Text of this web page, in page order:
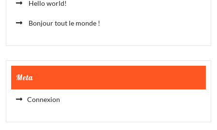
Hello world!
Bonjour tout le monde !
Meta
Connexion